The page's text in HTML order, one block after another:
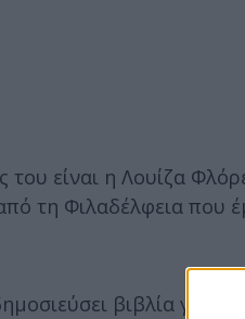
είναι η Λουίζα
τη Φιλαδέλφεια που
βιβλία για